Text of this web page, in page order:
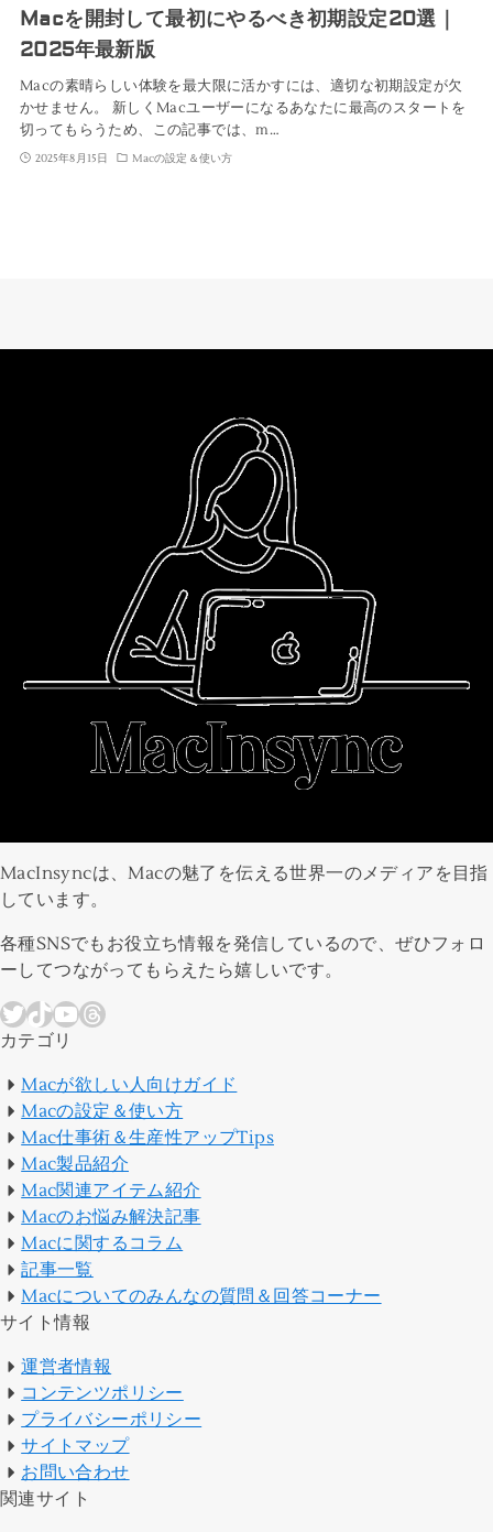
Macを開封して最初にやるべき初期設定20選｜
2025年最新版
Macの素晴らしい体験を最大限に活かすには、適切な初期設定が欠
かせません。 新しくMacユーザーになるあなたに最高のスタートを
切ってもらうため、この記事では、m…
2025年8月15日 Macの設定＆使い方
MacInsyncは、Macの魅了を伝える世界一のメディアを目指
しています。
各種SNSでもお役立ち情報を発信しているので、ぜひフォロ
ーしてつながってもらえたら嬉しいです。
Twitter
TikTok
YouTube
Threads
カテゴリ
Macが欲しい人向けガイド
Macの設定＆使い方
Mac仕事術＆生産性アップTips
Mac製品紹介
Mac関連アイテム紹介
Macのお悩み解決記事
Macに関するコラム
記事一覧
Macについてのみんなの質問＆回答コーナー
サイト情報
運営者情報
コンテンツポリシー
プライバシーポリシー
サイトマップ
お問い合わせ
関連サイト